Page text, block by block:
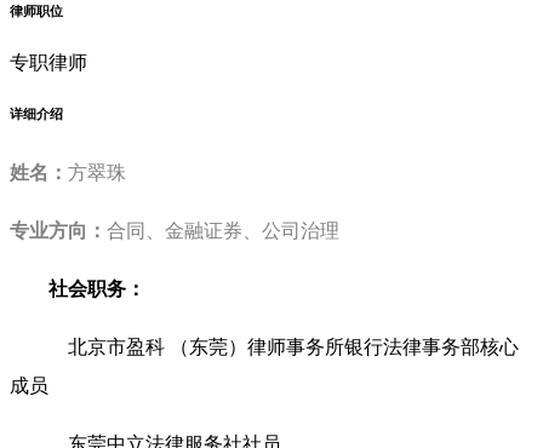
律师职位
专职律师
详细介绍
姓名： 方翠珠
专业方向： 合同、金融证券、公司治理
社会职务：
北京市盈科 （东莞）律师事务所银行法律事务部核心
成员
东莞中立法律服务社社员